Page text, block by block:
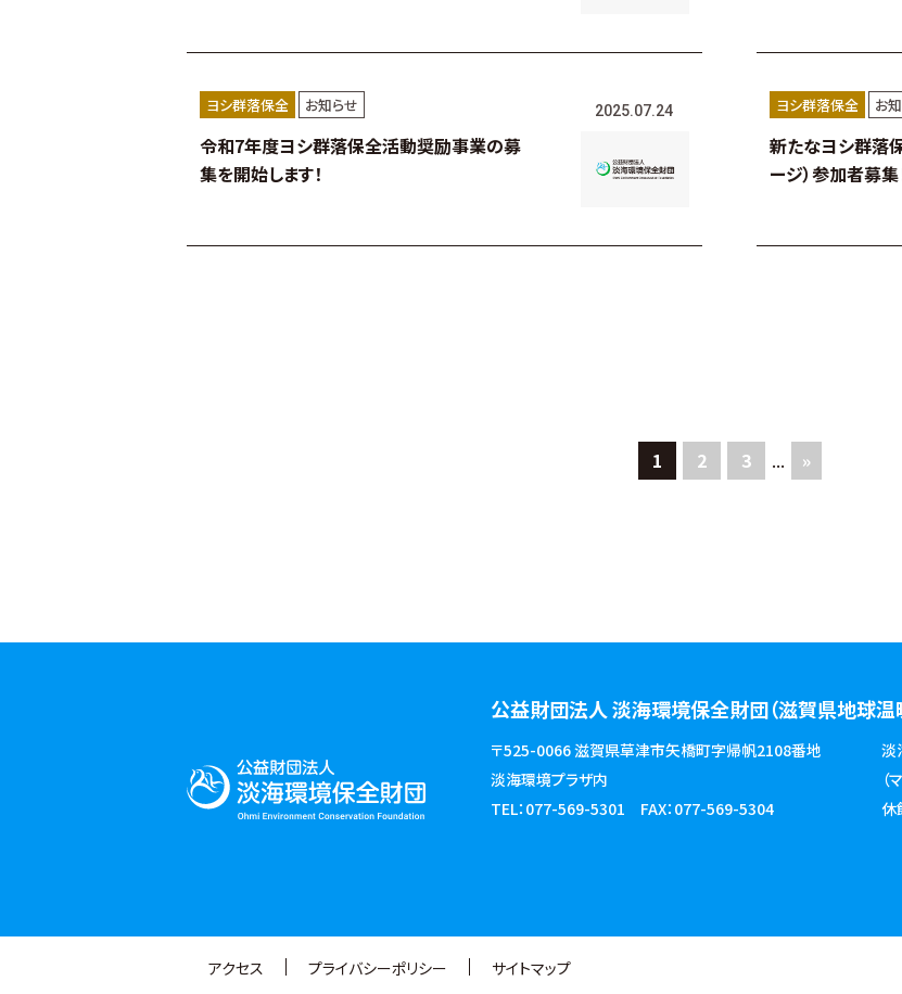
ヨシ群落保全 お知らせ 2025.07.24
令和7年度ヨシ群落保全活動奨励事業の募
集を開始します！
ヨシ群落保全 お
新たなヨシ群落
ージ）参加者募集
1 2 3 ... »
公益財団法人 淡海環境保全財団（滋賀県地球
〒525-0066 滋賀県草津市矢橋町字帰帆2108番地
淡海環境プラザ内
TEL：077-569-5301 FAX：077-569-5304
淡
休
アクセス プライバシーポリシー サイトマップ